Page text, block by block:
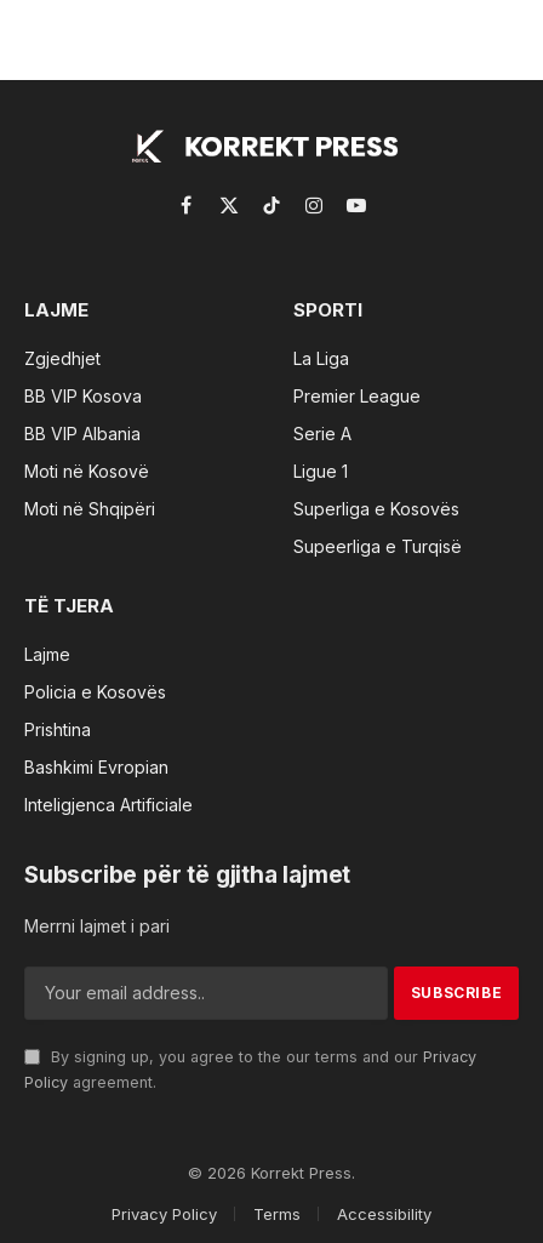
Facebook
X
TikTokInstagramYouTube
LAJME
Zgjedhjet
BB VIP Kosova
BB VIP Albania
Moti në Kosovë
Moti në Shqipëri
SPORTI
La Liga
Premier League
Serie A
Ligue 1
Superliga e Kosovës
Supeerliga e Turqisë
TË TJERA
Lajme
Policia e Kosovës
Prishtina
Bashkimi Evropian
Inteligjenca Artificiale
Subscribe për të gjitha lajmet
Merrni lajmet i pari
By signing up, you agree to the our terms and our Privacy
Policy agreement.
© 2026 Korrekt Press.
Privacy Policy Terms Accessibility